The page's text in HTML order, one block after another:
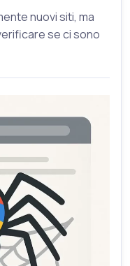
nuovi siti, ma
se ci sono